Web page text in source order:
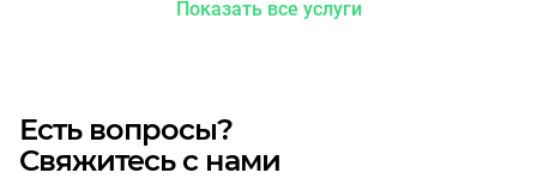
Показать все услуги
Есть вопросы?
Свяжитесь с нами